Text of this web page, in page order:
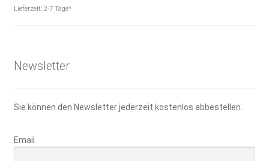
Lieferzeit: 2-7 Tage*
Newsletter
Sie können den Newsletter jederzeit kostenlos abbestellen.
Email